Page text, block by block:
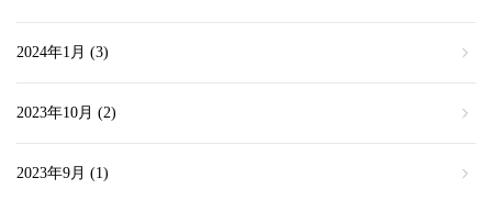
2024年1月 (3)
2023年10月 (2)
2023年9月 (1)